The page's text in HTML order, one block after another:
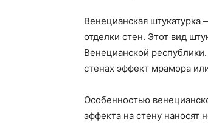
Венецианская
отделки стен. Этот вид
Венецианской
стенах эффект мрамора
Особенностью
эффекта на стену наносят